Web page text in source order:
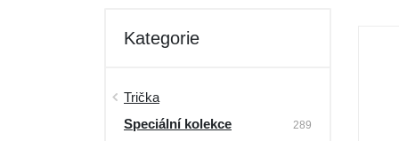
Šaty
Výprodej
Kategorie
Trička
Speciální kolekce
289